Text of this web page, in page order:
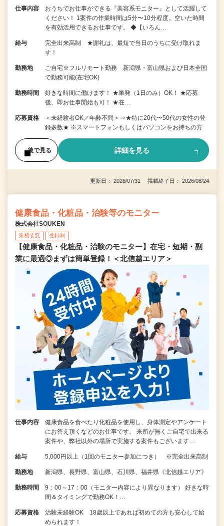
仕事内容
おうちでお仕事ができる『美容系モニター』として活躍して
ください！ 1案件の作業時間は5分〜10分程度。空いた時間
を有効活用できるお仕事です。 ◆【いろん…
給与
完全出来高制 ★謝礼は、最短で当日のうちに受け取れま
す！
勤務地
ご自宅※フルリモート勤務 新潟県・富山県および日本全国
で勤務可能(在宅OK)
勤務時間
好きな時間に働けます！ ★単発（1日のみ）OK！ ★応募
後、即お仕事開始も可！ ★在…
応募資格
＜未経験者OK／年齢不問＞⇒★特に20代〜50代の女性の登
録多数★ ※スマートフォンもしくはパソコンをお持ちの方
後で見る 詳細を見る
更新日： 2026/07/31 掲載終了日： 2026/08/24
健康食品・化粧品・治験等のモニター
株式会社SOUKEN
業務委託 登録制
【健康食品・化粧品・治験のモニター】在宅・短期・副
業に最適◎まずは簡単登録！＜北信越エリア＞
仕事内容
健康食品を食べたり化粧品を使用し、身体測定やアンケート
にお答え頂くなどのお仕事です。 来所が無くご自宅で出来る
案件や、弊社以外の場所で実施する案件もございます…
給与 5,000円以上（1回のモニター参加につき） ※完全出来高制
勤務地 新潟県、長野県、富山県、石川県、福井県《北信越エリア》
勤務時間
9：00～17：00（モニター内容により異なります） 好きな時
間＆タイミングで勤務OK！…
応募資格
治験未経験OK 18歳以上であれば初めての方も安心して始
められます！